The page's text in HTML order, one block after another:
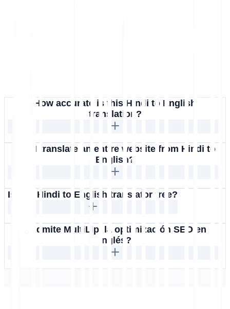
How accurate is this Hindi to English
translation?
Can I translate an entire website from Hindi to
English?
Is this Hindi to English translator free?
¿Admite MultiLipi la optimización SEO en
inglés?